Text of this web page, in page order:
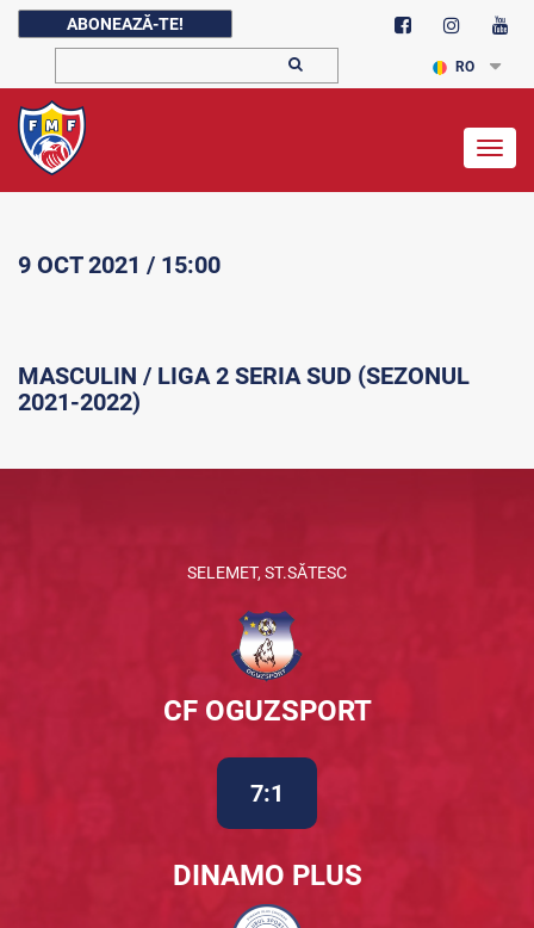
ABONEAZĂ-TE!
RO
9 OCT 2021 / 15:00
MASCULIN / LIGA 2 SERIA SUD (SEZONUL
2021-2022)
SELEMET, ST.SĂTESC
CF OGUZSPORT
7:1
DINAMO PLUS